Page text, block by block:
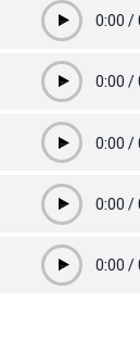
Play0:00 /
Play0:00 /
Play0:00 /
Play0:00 /
Play0:00 /